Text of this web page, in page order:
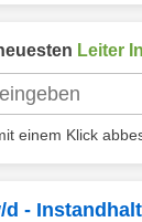
Leiter
einem Klick
d -